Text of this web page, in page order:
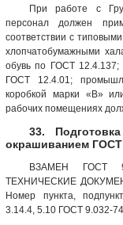
При работе с
персонал должен
соответствии с
хлопчатобумажными
обувь по ГОСТ
ГОСТ 12.4.01;
коробкой марки «В»
рабочих помещениях
33.
окрашиванием ГОСТ
ВЗАМЕН ГОСТ
ТЕХНИЧЕСКИЕ
Номер пункта,
3.14.4, 5.10 ГОСТ 9.032-74